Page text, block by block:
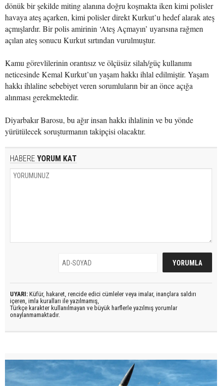
dönük bir şekilde miting alanına doğru koşmakta iken kimi polisler
havaya ateş açarken, kimi polisler direkt Kurkut’u hedef alarak ateş
açmışlardır. Bir polis amirinin ‘Ateş Açmayın’ uyarısına rağmen
açılan ateş sonucu Kurkut sırtından vurulmuştur.
Kamu görevlilerinin orantısız ve ölçüsüz silah/güç kullanımı
neticesinde Kemal Kurkut’un yaşam hakkı ihlal edilmiştir. Yaşam
hakkı ihlaline sebebiyet veren sorumluların bir an önce açığa
alınması gerekmektedir.
Diyarbakır Barosu, bu ağır insan hakkı ihlalinin ve bu yönde
yürütülecek soruşturmanın takipçisi olacaktır.
HABERE YORUM KAT
UYARI: Küfür, hakaret, rencide edici cümleler veya imalar, inançlara saldırı
içeren, imla kuralları ile yazılmamış,
Türkçe karakter kullanılmayan ve büyük harflerle yazılmış yorumlar
onaylanmamaktadır.